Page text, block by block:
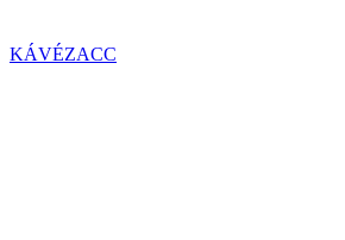
KÁVÉZACC